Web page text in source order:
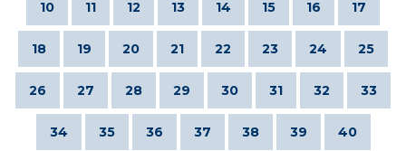
10 11 12 13 14 15 16 17
18 19 20 21 22 23 24 25
26 27 28 29 30 31 32 33
34 35 36 37 38 39 40